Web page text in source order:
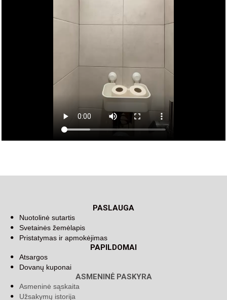
PASLAUGA
Nuotolinė sutartis
Svetainės žemėlapis
Pristatymas ir apmokėjimas
PAPILDOMAI
Atsargos
Dovanų kuponai
ASMENINĖ PASKYRA
Asmeninė sąskaita
Užsakymų istorija